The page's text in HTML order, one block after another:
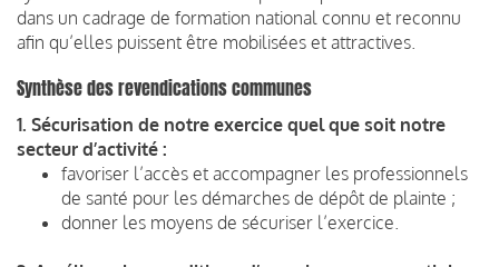
dans un cadrage de formation national connu et reconnu
afin qu’elles puissent être mobilisées et attractives.
Synthèse des revendications communes
1. Sécurisation de notre exercice quel que soit notre
secteur d’activité :
favoriser l’accès et accompagner les professionnels
de santé pour les démarches de dépôt de plainte ;
donner les moyens de sécuriser l’exercice.